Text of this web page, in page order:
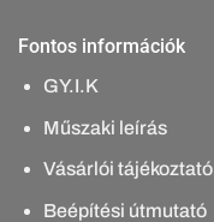
Fontos információk
GY.I.K
Műszaki leírás
Vásárlói tájékoztató
Beépítési útmutató